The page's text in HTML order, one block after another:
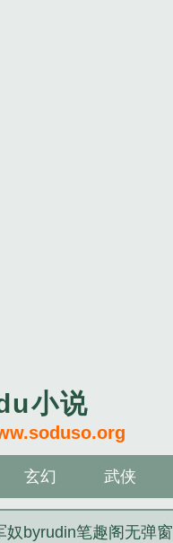
小说
玄幻 武侠
奴byrudin笔趣阁无弹窗